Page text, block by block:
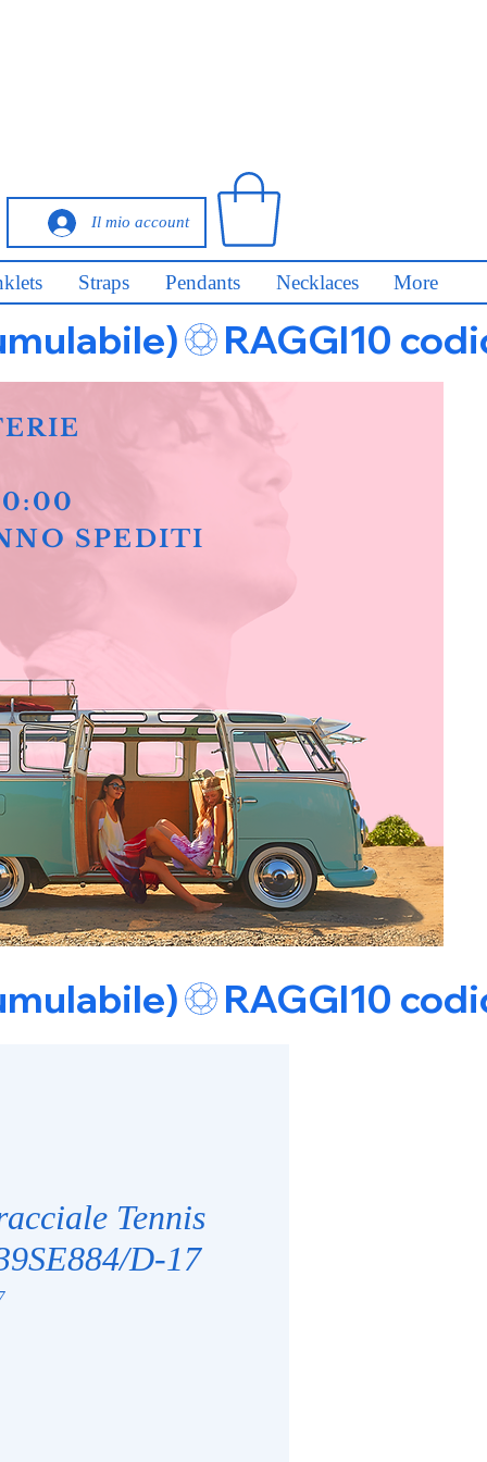
Il mio account
Straps Pendants Necklaces More
SPEDITI
Tennis
D-17